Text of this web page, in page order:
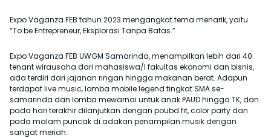
Expo Vaganza FEB tahun 2023 mengangkat tema menarik, yaitu
“To be Entrepreneur, Eksplorasi Tanpa Batas.”
Expo Vaganza FEB UWGM Samarinda, menampilkan lebih dari 40
tenant wirausaha dari mahasiswa/I fakultas ekonomi dan bisnis,
ada terdiri dari jajanan ringan hingga makanan berat. Adapun
terdapat live music, lomba mobile legend tingkat SMA se-
samarinda dan lomba mewarnai untuk anak PAUD hingga TK, dan
pada hari terakhir dilanjutkan dengan poubd fit, color party dan
pada malam puncak di adakan penampilan musik dengan
sangat meriah.